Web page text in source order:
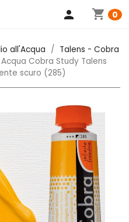
shopping_cart 0
person
all'Acqua
Talens - Cobra
Cobra Study Talens
scuro (285)